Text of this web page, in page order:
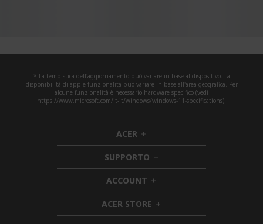
* La tempistica dell'aggiornamento può variare in base al dispositivo. La
disponibilità di app e funzionalità può variare in base all'area geografica. Per
alcune funzionalità è necessario hardware specifico (vedi
https://www.microsoft.com/it-it/windows/windows-11-specifications).
ACER h
i
d
d
e
n
SUPPORTO h
i
d
d
e
n
ACCOUNT h
i
d
d
ACER STORE h
i